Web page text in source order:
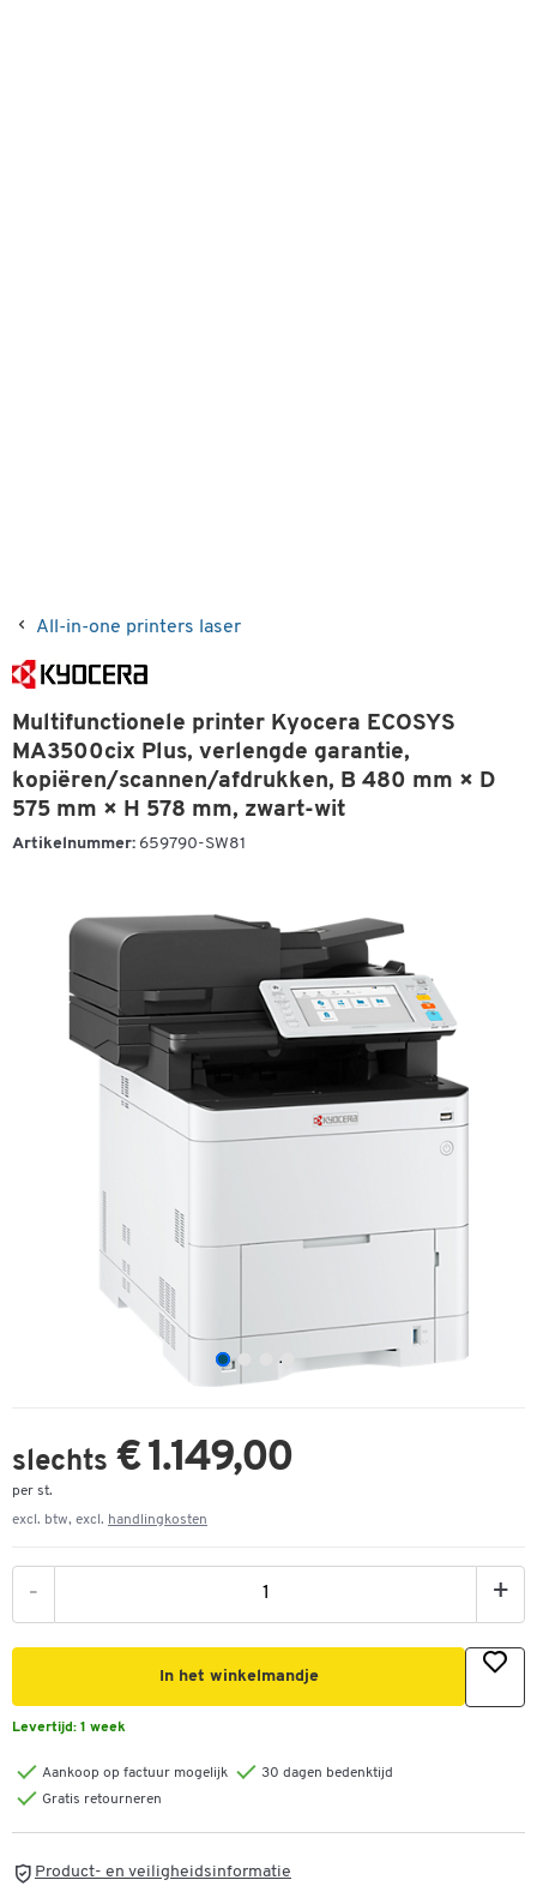
All-in-one printers laser
Multifunctionele printer Kyocera ECOSYS
MA3500cix Plus, verlengde garantie,
kopiëren/scannen/afdrukken, B 480 mm × D
575 mm × H 578 mm, zwart-wit
Artikelnummer: 659790-SW81
slechts € 1.149,00
per st.
excl. btw, excl. handlingkosten
- +
In het winkelmandje
Levertijd: 1 week
Aankoop op factuur mogelijk
30 dagen bedenktijd
Gratis retourneren
Product- en veiligheidsinformatie